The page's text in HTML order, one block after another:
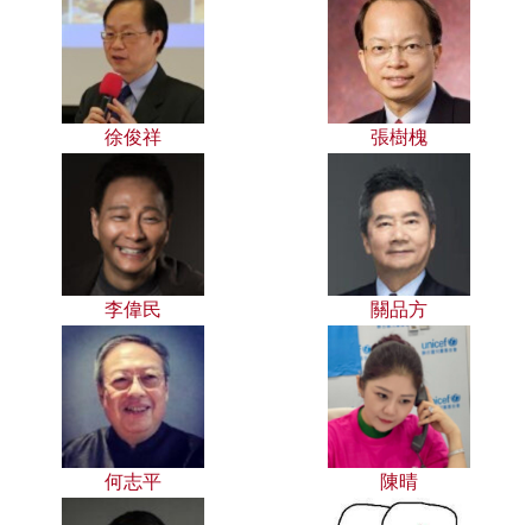
徐俊祥 張樹槐
李偉民 關品方
何志平 陳晴